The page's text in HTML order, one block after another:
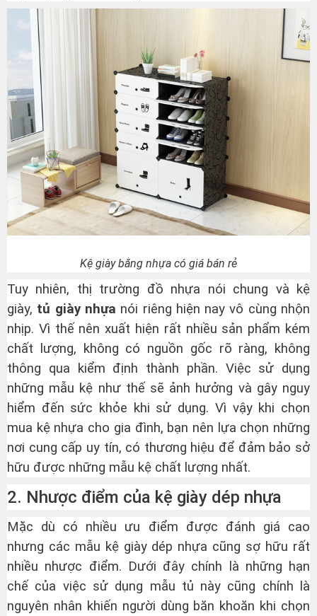
Kệ giày bằng nhựa có giá bán rẻ
Tuy nhiên, thị trường đồ nhựa nói chung và kệ
giày, tủ giày nhựa nói riêng hiện nay vô cùng nhộn
nhịp. Vì thế nên xuất hiện rất nhiều sản phẩm kém
chất lượng, không có nguồn gốc rõ ràng, không
thông qua kiểm định thành phần. Việc sử dụng
những mẫu kệ như thế sẽ ảnh hưởng và gây nguy
hiểm đến sức khỏe khi sử dụng. Vì vậy khi chọn
mua kệ nhựa cho gia đình, bạn nên lựa chọn những
nơi cung cấp uy tín, có thương hiệu để đảm bảo sở
hữu được những mẫu kệ chất lượng nhất.
2. Nhược điểm của kệ giày dép nhựa
Mặc dù có nhiều ưu điểm được đánh giá cao
nhưng các mẫu kệ giày dép nhựa cũng sợ hữu rất
nhiều nhược điểm. Dưới đây chính là những hạn
chế của việc sử dụng mẫu tủ này cũng chính là
nguyên nhân khiến người dùng băn khoăn khi chọn